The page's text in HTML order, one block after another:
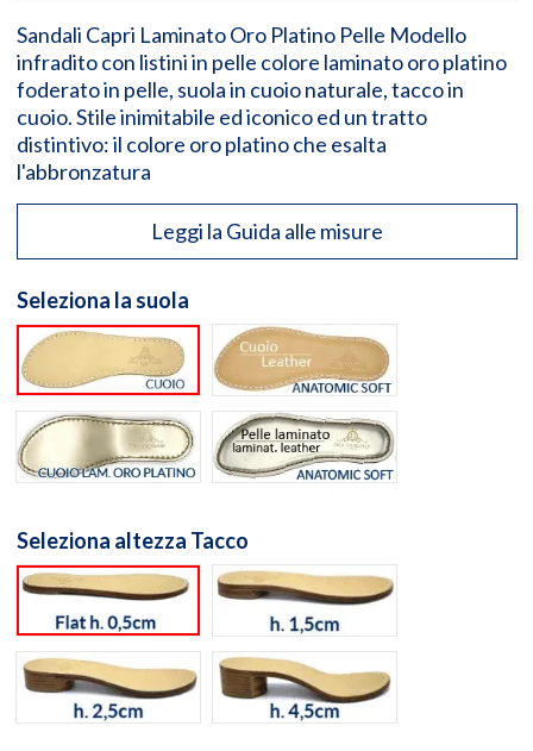
Sandali Capri Laminato Oro Platino Pelle Modello
infradito con listini in pelle colore laminato oro platino
foderato in pelle, suola in cuoio naturale, tacco in
cuoio. Stile inimitabile ed iconico ed un tratto
distintivo: il colore oro platino che esalta
l'abbronzatura
Leggi la Guida alle misure
Seleziona la suola
Suola cuoio naturale
Suola Anatomic Soft
Suola cuoio laminato oroSuola Anatomic
Seleziona altezza Tacco
flat h. 0,5cm
h. 1,5cm
h. 2,5cm h. 4,5cm